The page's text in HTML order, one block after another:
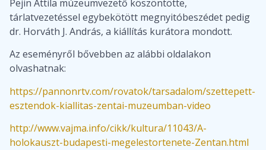
Pejin Attila múzeumvezető köszöntötte,
tárlatvezetéssel egybekötött megnyitóbeszédet pedig
dr. Horváth J. András, a kiállítás kurátora mondott.
Az eseményről bővebben az alábbi oldalakon
olvashatnak:
https://pannonrtv.com/rovatok/tarsadalom/szettepett-
esztendok-kiallitas-zentai-muzeumban-video
http://www.vajma.info/cikk/kultura/11043/A-
holokauszt-budapesti-megelestortenete-Zentan.html